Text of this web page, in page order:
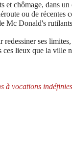
et chômage, dans
ou de récentes
Mc Donald's
ses
lieux que la ville
à vocations